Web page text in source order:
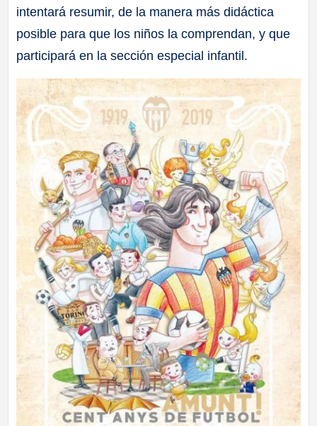
intentará resumir, de la manera más didáctica
posible para que los niños la comprendan, y que
participará en la sección especial infantil.